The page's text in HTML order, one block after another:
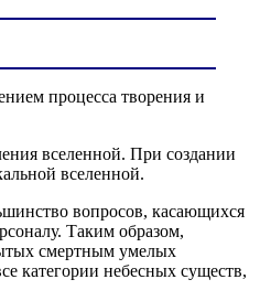
процесса творения и
вселенной. При создании
вселенной.
вопросов, касающихся
Таким образом,
смертным умелых
категории небесных существ,